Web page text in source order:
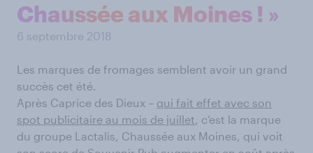
Chaussée aux Moines ! »
6 septembre 2018
Les marques de fromages semblent avoir un grand
succès cet été.
Après Caprice des Dieux – qui fait effet avec son
spot publicitaire au mois de juillet, c’est la marque
du groupe Lactalis, Chaussée aux Moines, qui voit